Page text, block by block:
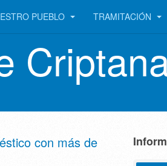
PUEBLO TRAMITACIÓN
con más de